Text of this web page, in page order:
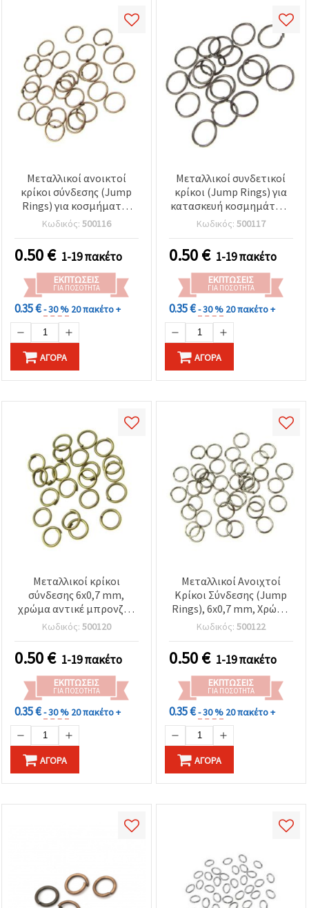
Μεταλλικοί ανοικτοί
κρίκοι σύνδεσης (Jump
Rings) για κοσμήματα,
χρώμα αντικέ χαλκού,
8x0,7 mm - 200 τεμ.
Κωδικός: 500116
0.50€ 1-19 πακέτο
ΕΚΠΤΏΣΕΙΣ
ΓΙΑ ΠΟΣΌΤΗΤΑ
0.35 €- 30 % 20 πακέτο +
ΑΓΟΡΆ
Μεταλλικοί συνδετικοί
κρίκοι (Jump Rings) για
κατασκευή κοσμημάτων,
χρώμα γραφίτη, 8x0,7
mm, 200 τεμ.
Κωδικός: 500117
0.50€ 1-19 πακέτο
ΕΚΠΤΏΣΕΙΣ
ΓΙΑ ΠΟΣΌΤΗΤΑ
0.35 €- 30 % 20 πακέτο +
ΑΓΟΡΆ
Μεταλλικοί κρίκοι
σύνδεσης 6x0,7 mm,
χρώμα αντικέ μπρονζέ -
200 τεμ.
Κωδικός: 500120
0.50€ 1-19 πακέτο
ΕΚΠΤΏΣΕΙΣ
ΓΙΑ ΠΟΣΌΤΗΤΑ
0.35 €- 30 % 20 πακέτο +
ΑΓΟΡΆ
Μεταλλικοί Ανοιχτοί
Κρίκοι Σύνδεσης (Jump
Rings), 6x0,7 mm, Χρώμα
Γραφίτη - 200 τεμ.
Κωδικός: 500122
0.50€ 1-19 πακέτο
ΕΚΠΤΏΣΕΙΣ
ΓΙΑ ΠΟΣΌΤΗΤΑ
0.35 €- 30 % 20 πακέτο +
ΑΓΟΡΆ